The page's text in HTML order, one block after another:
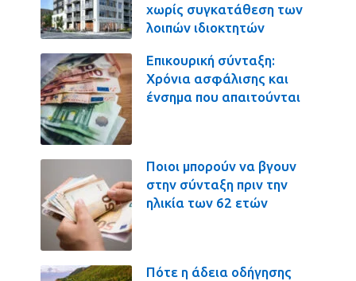
χωρίς συγκατάθεση των
λοιπών ιδιοκτητών
Επικουρική σύνταξη:
Χρόνια ασφάλισης και
ένσημα που απαιτούνται
Ποιοι μπορούν να βγουν
στην σύνταξη πριν την
ηλικία των 62 ετών
Πότε η άδεια οδήγησης